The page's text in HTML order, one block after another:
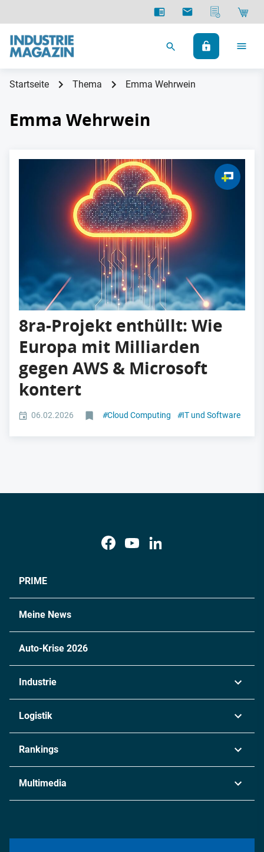
Startseite Thema Emma Wehrwein
Emma Wehrwein
8ra-Projekt enthüllt: Wie
Europa mit Milliarden
gegen AWS & Microsoft
kontert
06.02.2026 #Cloud Computing #IT und Software
PRIME
Meine News
Auto-Krise 2026
Industrie
Chemie
Metall
Energie
Logistik
Rankings
Multimedia